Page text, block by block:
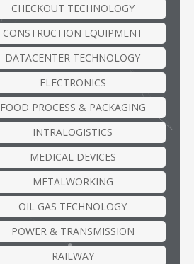
CHECKOUT TECHNOLOGY
CONSTRUCTION EQUIPMENT
DATACENTER TECHNOLOGY
ELECTRONICS
FOOD PROCESS & PACKAGING
INTRALOGISTICS
MEDICAL DEVICES
METALWORKING
OIL GAS TECHNOLOGY
POWER & TRANSMISSION
RAILWAY